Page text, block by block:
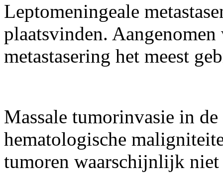
Leptomeningeale
plaatsvinden.
metastasering het meest
Massale tumorinvasie in
hematologische
tumoren waarschijnlijk